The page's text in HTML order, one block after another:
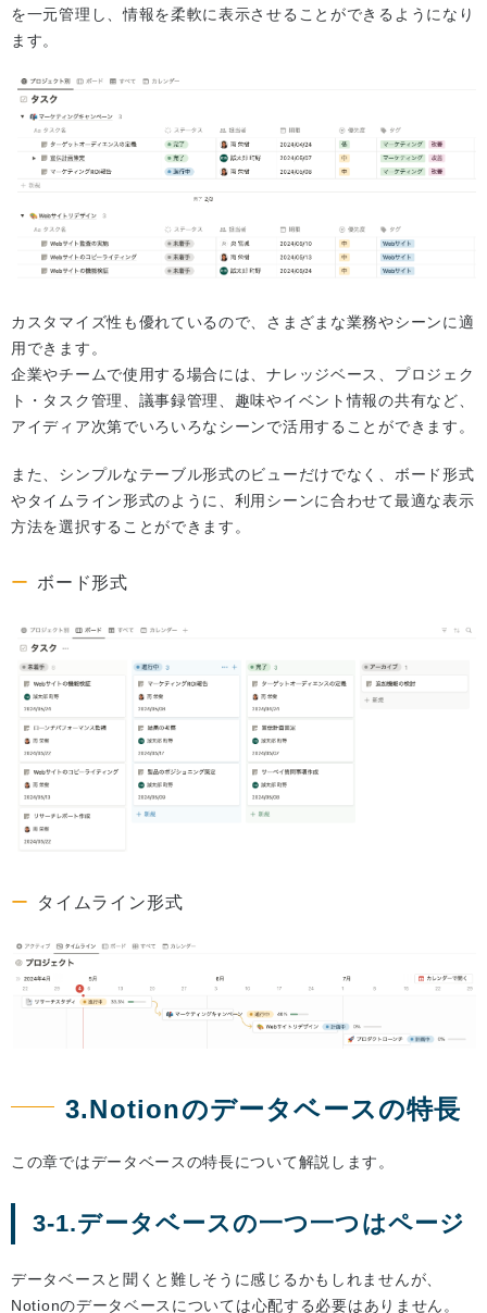
を一元管理し、情報を柔軟に表示させることができるようになり
ます。
カスタマイズ性も優れているので、さまざまな業務やシーンに適
用できます。
企業やチームで使用する場合には、ナレッジベース、プロジェク
ト・タスク管理、議事録管理、趣味やイベント情報の共有など、
アイディア次第でいろいろなシーンで活用することができます。
また、シンプルなテーブル形式のビューだけでなく、ボード形式
やタイムライン形式のように、利用シーンに合わせて最適な表示
方法を選択することができます。
ボード形式
タイムライン形式
3.Notionのデータベースの特長
この章ではデータベースの特長について解説します。
3-1.データベースの一つ一つはページ
データベースと聞くと難しそうに感じるかもしれませんが、
Notionのデータベースについては心配する必要はありません。